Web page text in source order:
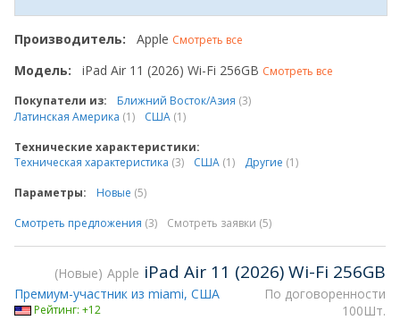
Производитель: Apple Смотреть все
Модель: iPad Air 11 (2026) Wi-Fi 256GB Смотреть все
Покупатели из:
Ближний Восток/Азия (3)
Латинская Америка (1) США (1)
Технические характеристики:
Техническая характеристика (3) США (1) Другие (1)
Параметры:
Новые (5)
Смотреть предложения (3) Смотреть заявки (5)
Новые Apple iPad Air 11 (2026) Wi-Fi 256GB
По договоренности
100Шт.
Премиум-участник из miami, США
Рейтинг: +12